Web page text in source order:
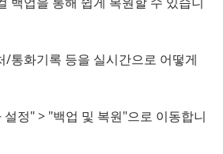
/통화기록 등을 실시간으로 어떻게
정" > "백업 및 복원"으로 이동합니